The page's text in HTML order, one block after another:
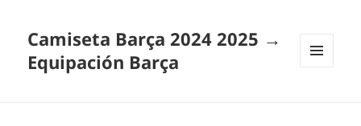
Camiseta Barça 2024 2025 →
Equipación Barça